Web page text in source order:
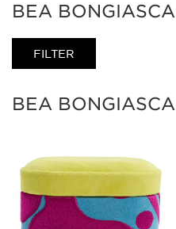
BEA BONGIASCA
FILTER
BEA BONGIASCA